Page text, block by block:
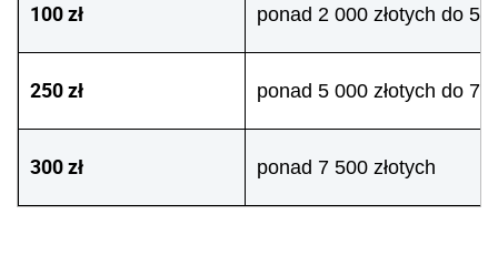
100 zł ponad 2 000 złotych do 5
250 zł ponad 5 000 złotych do 7
300 zł ponad 7 500 złotych